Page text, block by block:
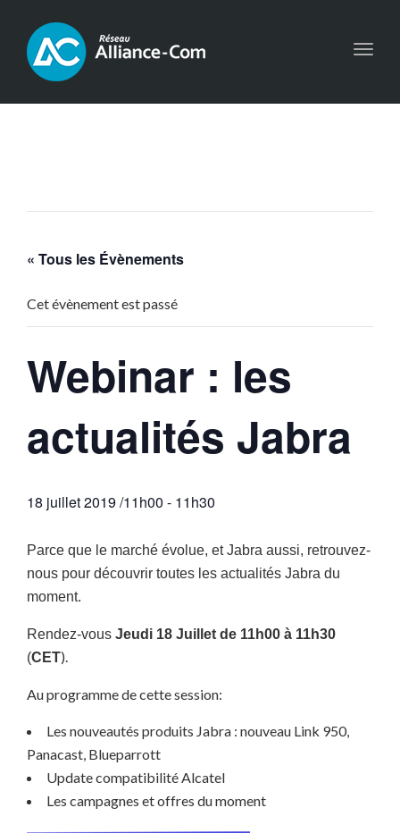
« Tous les Évènements
Cet évènement est passé
Webinar : les
actualités Jabra
18 juillet 2019 /11h00 - 11h30
Parce que le marché évolue, et Jabra aussi, retrouvez-
nous pour découvrir toutes les actualités Jabra du
moment.
Rendez-vous Jeudi 18 Juillet de 11h00 à 11h30
(CET).
Au programme de cette session:
Les nouveautés produits Jabra : nouveau Link 950,
Panacast, Blueparrott
Update compatibilité Alcatel
Les campagnes et offres du moment